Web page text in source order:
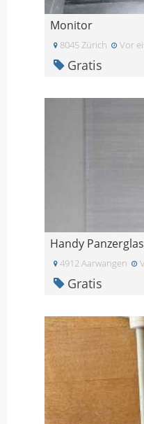
Monitor
8045 Zürich Vor
Gratis
Handy
4912 Aarwangen
Gratis